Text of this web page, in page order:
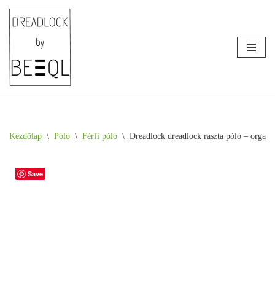
Skip
to
Kezdőlap \ Póló \ Férfi póló \ Dreadlock dreadlock raszta póló –
Save